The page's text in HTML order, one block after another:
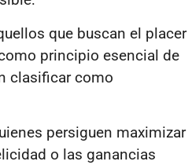
que buscan el placer
principio esencial de
clasificar como
persiguen maximizar
o las ganancias